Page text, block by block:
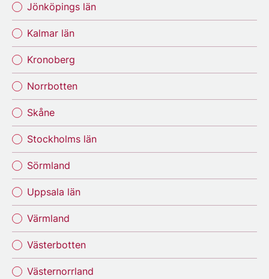
Jönköpings län
Kalmar län
Kronoberg
Norrbotten
Skåne
Stockholms län
Sörmland
Uppsala län
Värmland
Västerbotten
Västernorrland